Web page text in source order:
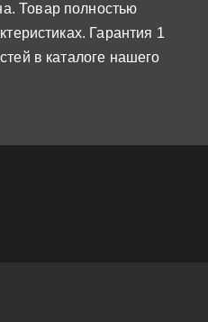
Товар полностью
Гарантия 1
в каталоге нашего